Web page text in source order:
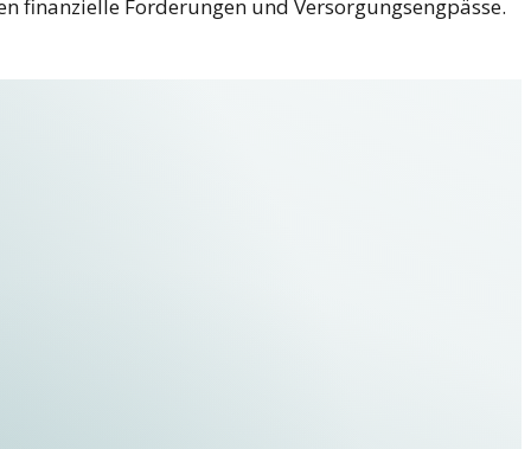
finanzielle Forderungen und Versorgungsengpässe.